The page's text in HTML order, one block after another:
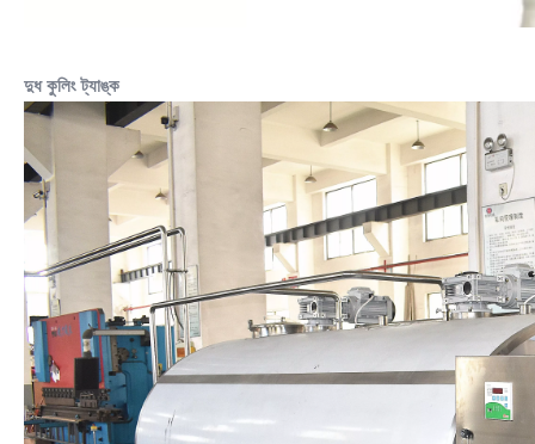
দুধ কুলিং ট্যাঙ্ক